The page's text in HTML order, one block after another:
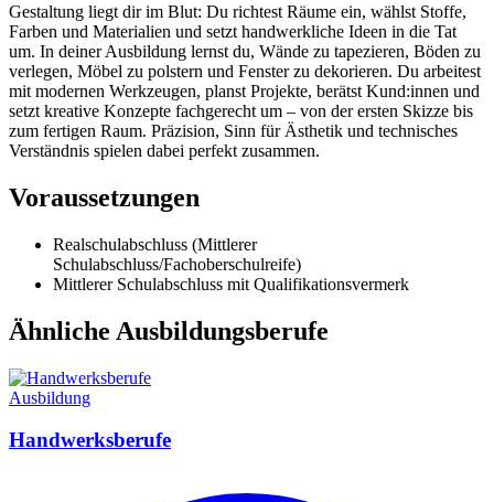
Gestaltung liegt dir im Blut: Du richtest Räume ein, wählst Stoffe,
Farben und Materialien und setzt handwerkliche Ideen in die Tat
um. In deiner Ausbildung lernst du, Wände zu tapezieren, Böden zu
verlegen, Möbel zu polstern und Fenster zu dekorieren. Du arbeitest
mit modernen Werkzeugen, planst Projekte, berätst Kund:innen und
setzt kreative Konzepte fachgerecht um – von der ersten Skizze bis
zum fertigen Raum. Präzision, Sinn für Ästhetik und technisches
Verständnis spielen dabei perfekt zusammen.
Voraussetzungen
Realschulabschluss (Mittlerer
Schulabschluss/Fachoberschulreife)
Mittlerer Schulabschluss mit Qualifikationsvermerk
Ähnliche Ausbildungsberufe
Ausbildung
Handwerksberufe